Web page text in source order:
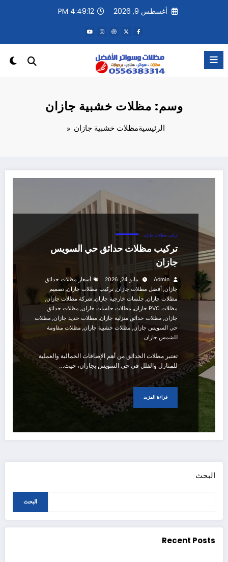
أغسطس 9, 2026 4:49:12 PM
وسم: مظلات خشبية جازان
الرئيسيةمظلات خشبية جازان
تركيب مظلات جازان
تركيب مظلات حدائق حي السويس
جازان
Admin مايو 24, 2026
أسعار مظلات حدائق
جازان, أفضل مظلات جازان, تركيب مظلات جازان,تصميم
مظلات جازان, جلسات خارجية جازان, شركة مظلات جازان,
مظلات PVC جازان , مظلات جلسات جازان, مظلات حدائق
جازان, مظلات حدائق منزلية جازان, مظلات حديد جازان, مظلات
حي السويس جازان, مظلات خشبية جازان, مظلات مقاومة
للشمس جازان
تعتبر مظلات الحدائق من أهم الإضافات الجمالية والعملية
للمنازل والفلل في حي السويس بجازان، حيث…
قراءة المزيد
البحث
البحث
Recent Posts